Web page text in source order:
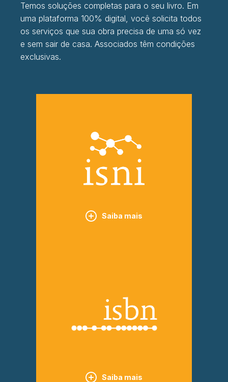
Temos soluções completas para o seu livro. Em
uma plataforma 100% digital, você solicita todos
os serviços que sua obra precisa de uma só vez
e sem sair de casa. Associados têm condições
exclusivas.
Saiba mais
Saiba mais